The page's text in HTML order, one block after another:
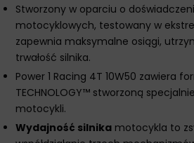
Stworzony w oparciu o
motocyklowych, testowany w
zapewnia maksymalne osiągi,
trwałość silnika.
Power 1 Racing 4T 10W50 zawiera
TECHNOLOGY™ stworzoną
motocykli.
Wydajność silnika motocykla to